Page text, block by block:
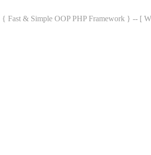
{ Fast & Simple OOP PHP Framework } -- [